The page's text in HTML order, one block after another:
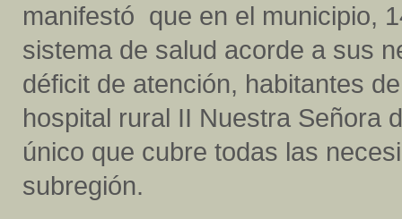
manifestó que en el municipio,
sistema de salud acorde a sus
déficit de atención, habitantes
hospital rural II Nuestra Señora
único que cubre todas las
subregión.